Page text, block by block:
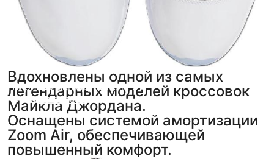
Вдохновлены одной из самых
легендарных моделей кроссовок
Майкла Джордана.
Анонимный покупатель, 5
фотоиз отзыва
Кирилл Амстер 5
фотоиз отзыва
Оснащены системой амортизации
Zoom Air, обеспечивающей
повышенный комфорт.